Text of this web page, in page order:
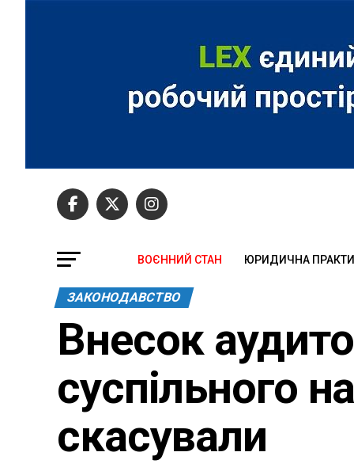
ВОЄННИЙ СТАН ЮРИДИЧНА
ЗАКОНОДАВСТВО
Внесок
суспільного
скасували